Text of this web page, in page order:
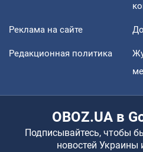
Реклама на сайте
Редакционная политика
OBOZ.UA в
Подписывайтесь, чтобы
новостей Украины